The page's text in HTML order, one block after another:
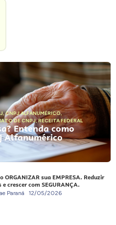
,CNPJ ALFANUMÉRICO,
DE CNPJ,RECEITA FEDERAL
Entenda como
Alfanumérico
ORGANIZAR sua EMPRESA. Reduzir
e crescer com SEGURANÇA.
Paraná 12/05/2026